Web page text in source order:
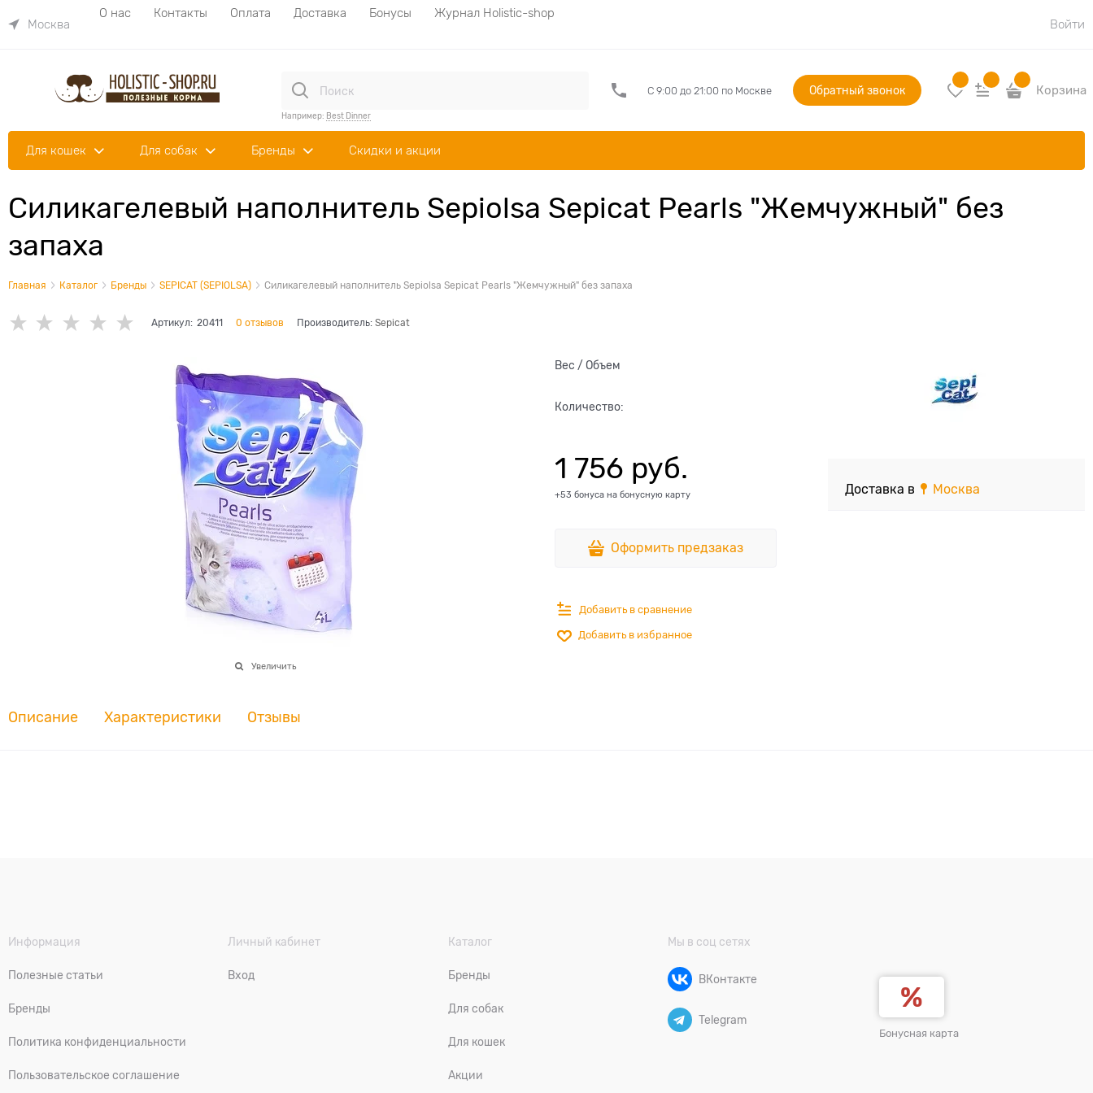
Москва
О нас Контакты Оплата Доставка Бонусы
Журнал Holistic-shop
Войти
Например: Best Dinner
С 9:00 до 21:00 по Москве Обратный звонок Корзина
Для кошек Для собак Бренды Скидки и акции
Силикагелевый наполнитель Sepiolsa Sepicat Pearls "Жемчужный" без
запаха
Главная Каталог Бренды SEPICAT (SEPIOLSA) Силикагелевый наполнитель Sepiolsa Sepicat Pearls "Жемчужный" без запаха
Артикул: 20411 0 отзывов Производитель: Sepicat
Увеличить
Вес / Объем
Количество:
1 756 руб.
+53 бонуса на бонусную карту
Оформить предзаказ
Добавить в сравнение
Добавить в избранное
Доставка в Москва
Описание Характеристики Отзывы
Информация
Полезные статьи
Бренды
Политика конфиденциальности
Пользовательское соглашение
Личный кабинет
Вход
Каталог
Бренды
Для собак
Для кошек
Акции
Мы в соц сетях
ВКонтакте
Telegram
Бонусная карта